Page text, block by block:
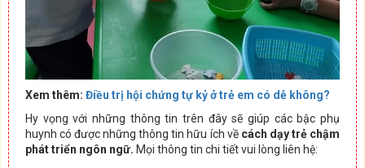
Xem thêm: Điều trị hội chứng tự kỷ ở trẻ em có dễ không?
Hy vọng với những thông tin trên đây sẽ giúp các bậc phụ
huynh có được những thông tin hữu ích về cách dạy trẻ chậm
phát triển ngôn ngữ. Mọi thông tin chi tiết vui lòng liên hệ: